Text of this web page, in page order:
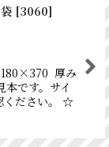
[3060]
厚み
です。サイ
ください。 ☆